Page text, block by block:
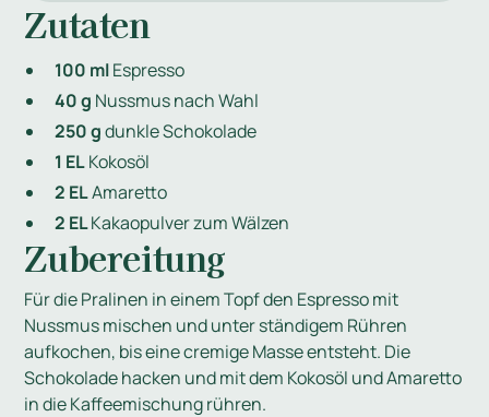
Zutaten
100 mlEspresso
40 g Nussmus nach Wahl
250 gdunkle Schokolade
1 ELKokosöl
2 ELAmaretto
2 ELKakaopulver zum Wälzen
Zubereitung
Für die Pralinen in einem Topf den Espresso mit
Nussmus mischen und unter ständigem Rühren
aufkochen, bis eine cremige Masse entsteht. Die
Schokolade hacken und mit dem Kokosöl und Amaretto
in die Kaffeemischung rühren.